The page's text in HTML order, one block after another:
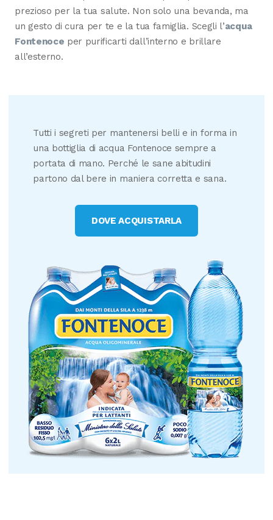
prezioso per la tua salute. Non solo una bevanda, ma
un gesto di cura per te e la tua famiglia. Scegli l’acqua
Fontenoce per purificarti dall’interno e brillare
all’esterno.
Tutti i segreti per mantenersi belli e in forma in
una bottiglia di acqua Fontenoce sempre a
portata di mano. Perché le sane abitudini
partono dal bere in maniera corretta e sana.
DOVE ACQUISTARLA